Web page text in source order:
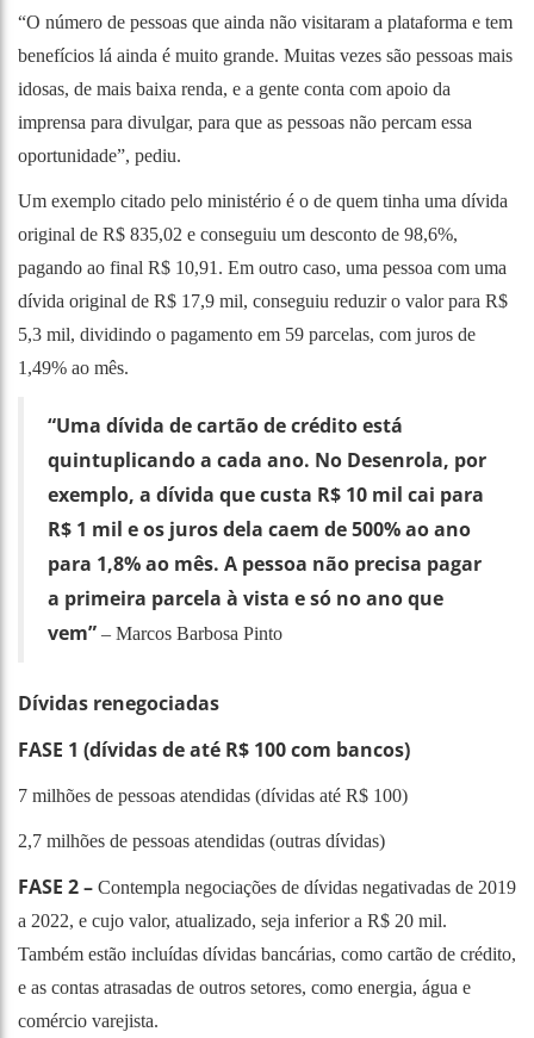
“O número de pessoas que ainda não visitaram a plataforma e tem
benefícios lá ainda é muito grande. Muitas vezes são pessoas mais
idosas, de mais baixa renda, e a gente conta com apoio da
imprensa para divulgar, para que as pessoas não percam essa
oportunidade”, pediu.
Um exemplo citado pelo ministério é o de quem tinha uma dívida
original de R$ 835,02 e conseguiu um desconto de 98,6%,
pagando ao final R$ 10,91. Em outro caso, uma pessoa com uma
dívida original de R$ 17,9 mil, conseguiu reduzir o valor para R$
5,3 mil, dividindo o pagamento em 59 parcelas, com juros de
1,49% ao mês.
“Uma dívida de cartão de crédito está
quintuplicando a cada ano. No Desenrola, por
exemplo, a dívida que custa R$ 10 mil cai para
R$ 1 mil e os juros dela caem de 500% ao ano
para 1,8% ao mês. A pessoa não precisa pagar
a primeira parcela à vista e só no ano que
vem” – Marcos Barbosa Pinto
Dívidas renegociadas
FASE 1 (dívidas de até R$ 100 com bancos)
7 milhões de pessoas atendidas (dívidas até R$ 100)
2,7 milhões de pessoas atendidas (outras dívidas)
FASE 2 – Contempla negociações de dívidas negativadas de 2019
a 2022, e cujo valor, atualizado, seja inferior a R$ 20 mil.
Também estão incluídas dívidas bancárias, como cartão de crédito,
e as contas atrasadas de outros setores, como energia, água e
comércio varejista.